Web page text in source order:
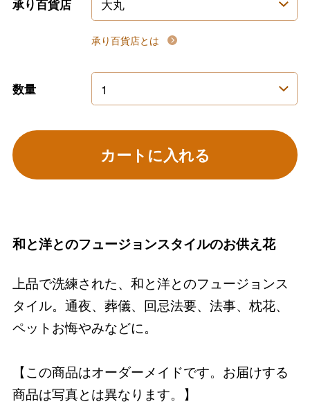
承り百貨店
承り百貨店とは
数量
カートに入れる
和と洋とのフュージョンスタイルのお供え花
上品で洗練された、和と洋とのフュージョンス
タイル。通夜、葬儀、回忌法要、法事、枕花、
ペットお悔やみなどに。
【この商品はオーダーメイドです。お届けする
商品は写真とは異なります。】